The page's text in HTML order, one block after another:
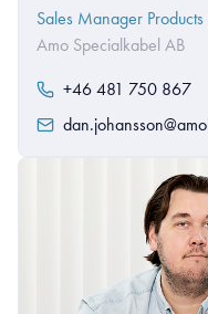
Sales Manager
Amo Specialkabel AB
+46 481 750 867